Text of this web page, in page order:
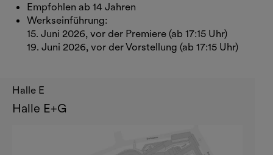
Empfohlen ab 14 Jahren
Werkseinführung:
15. Juni 2026, vor der Premiere (ab 17:15 Uhr)
19. Juni 2026, vor der Vorstellung (ab 17:15 Uhr)
Halle E
Halle E+G